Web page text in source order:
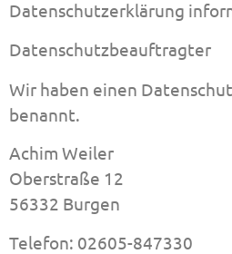
Datenschutzerklärung
Datenschutz­beauftragter
Wir haben einen
benannt.
Achim Weiler
Oberstraße 12
56332 Burgen
Telefon: 02605-847330